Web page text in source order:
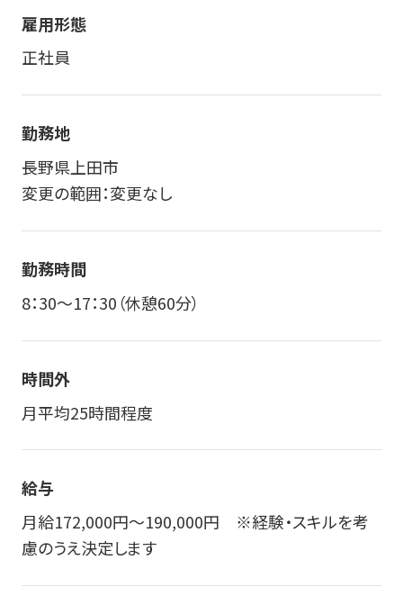
雇用形態
正社員
勤務地
長野県上田市
変更の範囲：変更なし
勤務時間
8：30～17：30（休憩60分）
時間外
月平均25時間程度
給与
月給172,000円～190,000円 ※経験・スキルを考
慮のうえ決定します